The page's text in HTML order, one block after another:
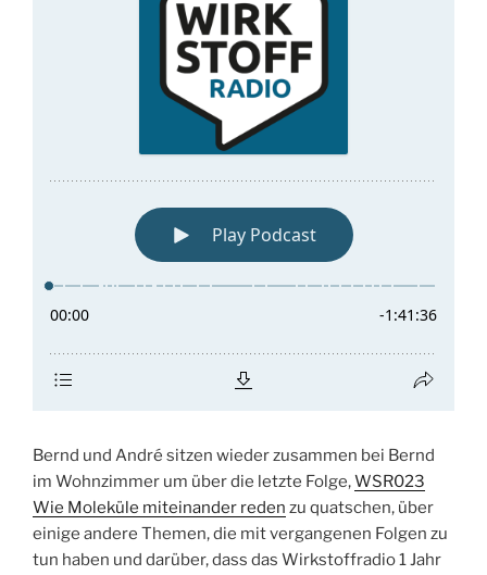
Bernd und André sitzen wieder zusammen bei Bernd
im Wohnzimmer um über die letzte Folge,WSR023
Wie Moleküle miteinander reden zu quatschen, über
einige andere Themen, die mit vergangenen Folgen zu
tun haben und darüber, dass das Wirkstoffradio 1 Jahr